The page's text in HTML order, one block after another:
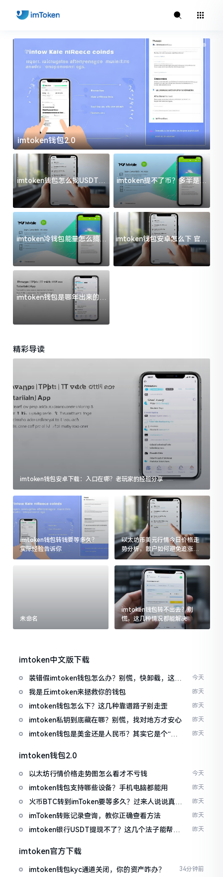
imtoken钱包2.0
imtoken钱包怎么找USDT地
址？三步搞定不踩坑
imtoken提不了币？多半是这
几件事没处理好
imtoken冷钱包能量怎么搞？
过来人告诉你门道
imtoken钱包安卓怎么下 官方
渠道避坑指南
imtoken钱包是哪年出来的？
一文给你说清楚
精彩导读
imtoken钱包安卓下载：入口在哪？老玩家的经验分享
imtoken钱包转钱要等多久？
实际经验告诉你
以太坊币美元行情今日价格走
势分析，散户如何避免追涨杀
跌被套牢
未命名
imtoken钱包转不出去？别
慌，这几种情况都能解决
imtoken中文版下载
装错假imtoken钱包怎么办？别慌，快卸载，这几
招能救急
今天
我是丘imtoken来拯救你的钱包 昨天
imtoken钱包怎么下？这几种靠谱路子别走歪 昨天
imtoken私钥到底藏在哪？别慌，找对地方才安心 昨天
imtoken钱包是美金还是人民币？其实它是个“多
昨天
imtoken钱包2.0
以太坊行情价格走势图怎么看才不亏钱 今天
imtoken钱包支持哪些设备？手机电脑都能用 昨天
火币BTC转到imToken要等多久？过来人说说真实
情况
昨天
imToken转账记录查询，教你正确查看方法 昨天
imtoken银行USDT提现不了？这几个法子能帮你
昨天
imtoken官方下载
imtoken钱包kyc通道关闭，你的资产咋办？ 34分钟前